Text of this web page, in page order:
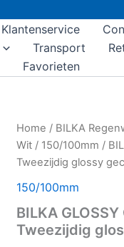
Klantenservice
Transport
Favorieten
Home / BILKA
Wit / 150/100mm /
Tweezijdig glossy
150/100mm
BILKA
Tweezijdig
BILKA
GLOSSY
Gootverbinding
150mm
RAL
9010